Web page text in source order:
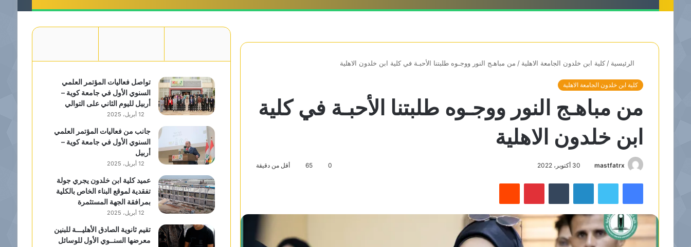
الرئيسية / كلية ابن خلدون الجامعة الاهلية / من مباهـج النور ووجـوه طلبتنا الأحبـة في كلية ابن خلدون الاهلية
كلية ابن خلدون الجامعة الاهلية
من مباهـج النور ووجـوه طلبتنا الأحبـة في كلية
ابن خلدون الاهلية
mastfatrx 30 أكتوبر، 2022 0
65 أقل من دقيقة
فيسبوك تويتر لينكدإن ‏Tumblr بينتيريست ‏Reddit
تواصل فعاليات المؤتمر العلمي
السنوي الأول في جامعة كوية –
أربيل لليوم الثاني على التوالي
12 أبريل، 2025
جانب من فعاليات المؤتمر العلمي
السنوي الأول في جامعة كوية –
أربيل
12 أبريل، 2025
عميد كلية ابن خلدون يجري جولة
تفقدية لموقع البناء الخاص بالكلية
بمرافقة الجهة المستثمرة
12 أبريل، 2025
تقيم ثانوية الصادق الأهليـــة للبنين
معرضها السنــوي الأول للوسائل